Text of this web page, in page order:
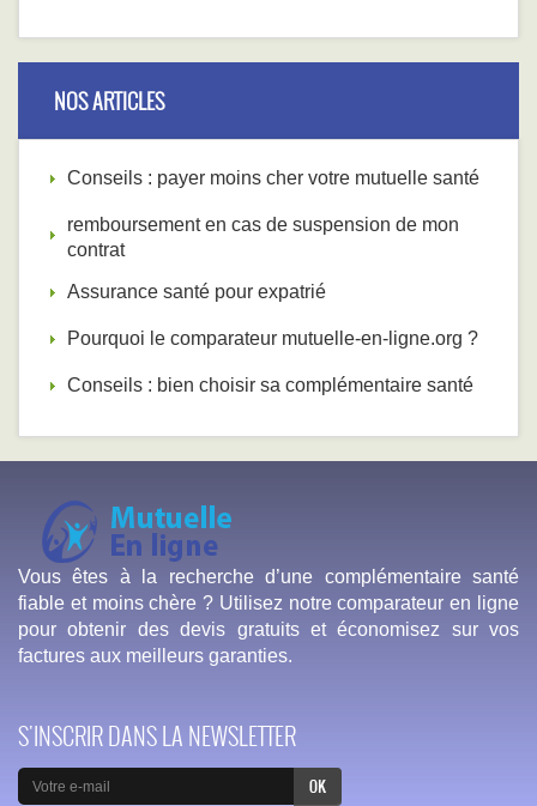
NOS ARTICLES
Conseils : payer moins cher votre mutuelle santé
remboursement en cas de suspension de mon
contrat
Assurance santé pour expatrié
Pourquoi le comparateur mutuelle-en-ligne.org ?
Conseils : bien choisir sa complémentaire santé
Vous êtes à la recherche d’une complémentaire santé
fiable et moins chère ? Utilisez notre comparateur en ligne
pour obtenir des devis gratuits et économisez sur vos
factures aux meilleurs garanties.
S'INSCRIR DANS LA NEWSLETTER